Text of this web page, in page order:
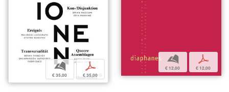
b
€ 35,00
p
€ 35,00
b
€ 12,00
p
€ 12,00